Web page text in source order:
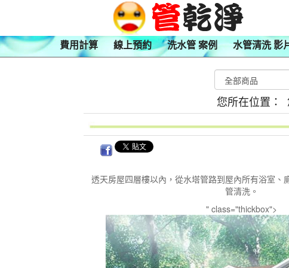
費用計算 線上預約 洗水管 案例 水管清洗 影
您所在位置：
透天房屋四層樓以內，從水塔管路到屋內所有浴室、
管清洗。
" class="thickbox">